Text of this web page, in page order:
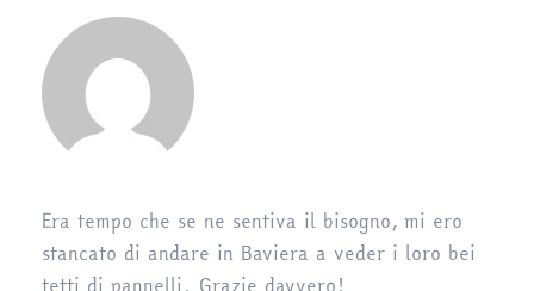
Era tempo che se ne sentiva il bisogno, mi ero
stancato di andare in Baviera a veder i loro bei
tetti di pannelli. Grazie davvero!